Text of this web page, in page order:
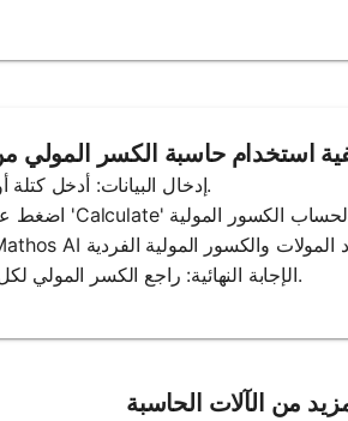
1. إدخال البيانات: أدخل كتلة أو مولات كل مكون في الخليط.
4. الإجابة النهائية: راجع الكسر المولي لكل مكون، مع توضيحات واضحة.
من الآلات الحاسبة